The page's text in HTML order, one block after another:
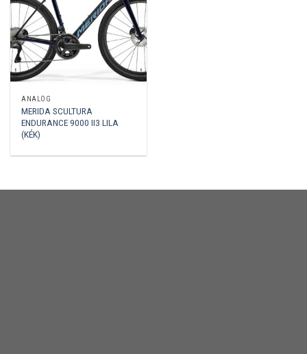
ANALÓG
MERIDA SCULTURA
ENDURANCE 9000 II3 LILA
(KÉK)